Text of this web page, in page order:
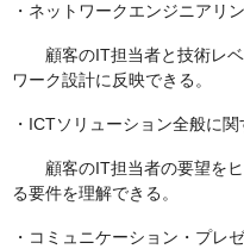
・ネットワークエンジニアリ
顧客のIT担当者と技術レベ
ワーク設計に反映できる。
・ICTソリューション全般に
顧客のIT担当者の要望をヒ
る要件を理解できる。
・コミュニケーション・プレ